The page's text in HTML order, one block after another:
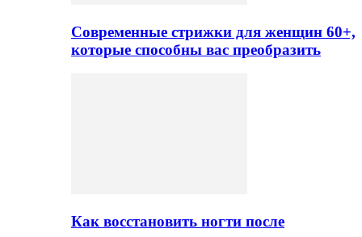
Современные стрижки для женщин 60+,
которые способны вас преобразить
Как восстановить ногти после